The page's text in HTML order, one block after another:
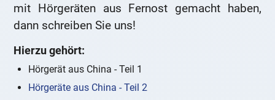
mit Hörgeräten aus Fernost gemacht haben,
dann schreiben Sie uns!
Hierzu gehört:
Hörgerät aus China - Teil 1
Hörgeräte aus China - Teil 2